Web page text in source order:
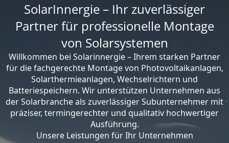
SolarInnergie – Ihr zuverlässiger
Partner für professionelle Montage
von Solarsystemen
Willkommen bei Solarinnergie – Ihrem starken Partner
für die fachgerechte Montage von Photovoltaikanlagen,
Solarthermieanlagen, Wechselrichtern und
Batteriespeichern. Wir unterstützen Unternehmen aus
der Solarbranche als zuverlässiger Subunternehmer mit
präziser, termingerechter und qualitativ hochwertiger
Ausführung.
Unsere Leistungen für Ihr Unternehmen